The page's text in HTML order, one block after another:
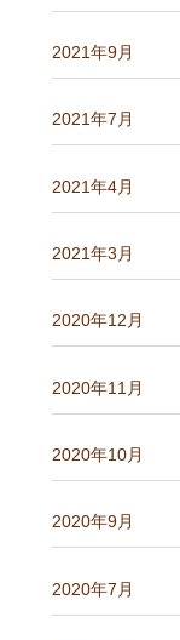
2021年9月
2021年7月
2021年4月
2021年3月
2020年12月
2020年11月
2020年10月
2020年9月
2020年7月